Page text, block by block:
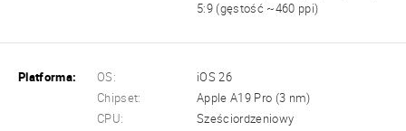
5:9 (gęstość ~460 ppi)
Platforma: OS:
iOS 26
Chipset:
Apple A19 Pro (3 nm)
CPU:
Sześciordzeniowy